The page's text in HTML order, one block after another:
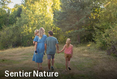
Sentier Nature